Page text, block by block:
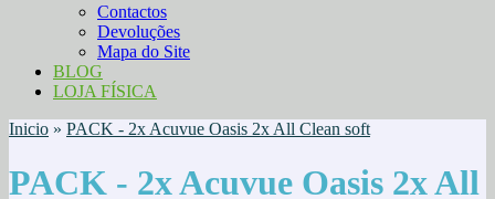
Contactos
Devoluções
Mapa do Site
BLOG
LOJA FÍSICA
Inicio » PACK - 2x Acuvue Oasis 2x All Clean soft
PACK - 2x Acuvue Oasis 2x All